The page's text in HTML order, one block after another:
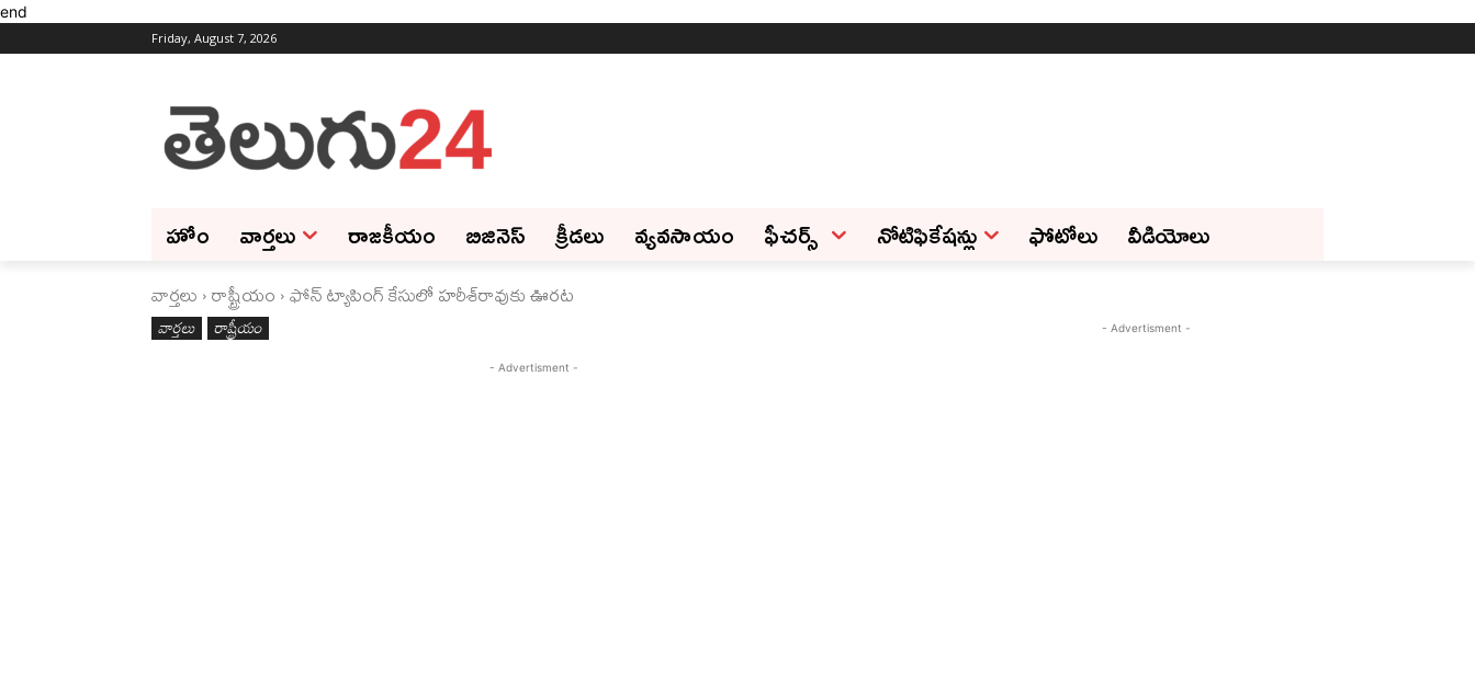
end
Friday, August 7, 2026
హోం వార్తలు రాజకీయం బిజినెస్‌ క్రీడలు వ్యవసాయం ఫీచ‌ర్స్ ‌ నోటిఫికేషన్లు ఫోటోలు వీడియోలు
వార్తలు రాష్ట్రీయం ఫోన్‌ ట్యాపింగ్‌ కేసులో హరీశ్‌రావుకు ఊరట
వార్తలు రాష్ట్రీయం
- Advertisment -
- Advertisment -